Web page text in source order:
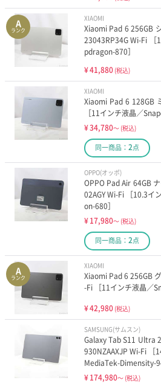
A
ランク
XIAOMI
Xiaomi Pad 6 256GB
23043RP34G Wi-Fi ［
pdragon-870］
¥41,880 (税込)
XIAOMI
Xiaomi Pad 6 128GB
［11インチ液晶／
¥34,780～ (税込)
同一商品： 2点
OPPO(オッポ)
OPPO Pad Air 64GB
02AGY Wi-Fi ［10.3イ
on-680］
¥17,980～ (税込)
同一商品： 2点
A
ランク
XIAOMI
Xiaomi Pad 6 256GB
-Fi ［11インチ液晶／
¥42,980 (税込)
SAMSUNG(サムスン)
Galaxy Tab S11 Ultra
930NZAAXJP Wi-Fi ［
MediaTek-Dimensity-
¥174,980～ (税込)